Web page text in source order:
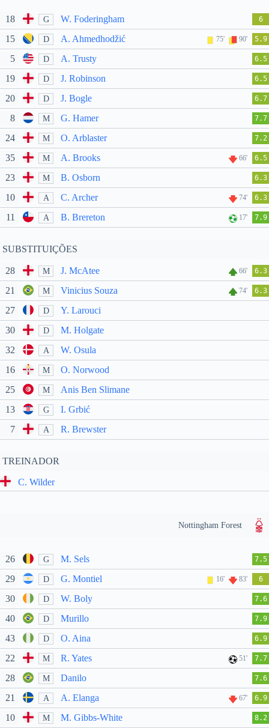
18 G W. Foderingham 6
15 D A. Ahmedhodžić 75' 90' 5.9
5 D A. Trusty 6.5
19 D J. Robinson 6.5
20 D J. Bogle 6.7
8 M G. Hamer 7.7
24 M O. Arblaster 7.2
35 M A. Brooks 66' 6.5
23 M B. Osborn 6.3
10 A C. Archer 74' 6.3
11 A B. Brereton 17' 7.9
SUBSTITUIÇÕES
28 M J. McAtee 66' 6.3
21 M Vinicius Souza 74' 6.3
27 D
Y. Larouci
30
D
M. Holgate
32
A
W. Osula
16
M
O. Norwood
25
M
Anis Ben Slimane
13
G
I. Grbić
7
A R. Brewster
TREINADOR
C. Wilder
Nottingham Forest
26 G M. Sels 7.5
29 D G. Montiel 16' 83' 6
30 D W. Boly 7.6
40 D Murillo 7.9
43 D O. Aina 6.9
22 M R. Yates 51' 7.7
28 M Danilo 7.6
21 A A. Elanga 67' 6.9
10 M M. Gibbs-White 8.2